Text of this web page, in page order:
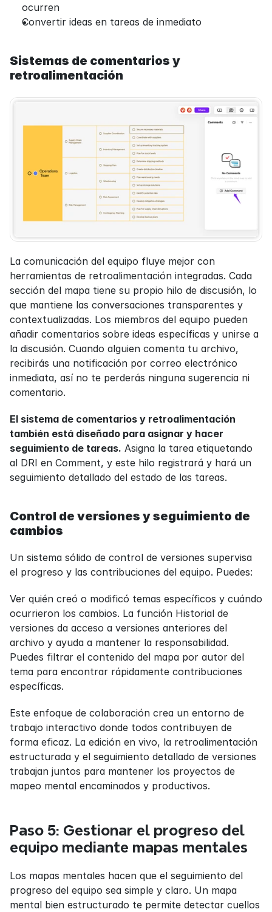
ocurren
Convertir ideas en tareas de inmediato
Sistemas de comentarios y
retroalimentación
La comunicación del equipo fluye mejor con
herramientas de retroalimentación integradas. Cada
sección del mapa tiene su propio hilo de discusión, lo
que mantiene las conversaciones transparentes y
contextualizadas. Los miembros del equipo pueden
añadir comentarios sobre ideas específicas y unirse a
la discusión. Cuando alguien comenta tu archivo,
recibirás una notificación por correo electrónico
inmediata, así no te perderás ninguna sugerencia ni
comentario.
El sistema de comentarios y retroalimentación
también está diseñado para asignar y hacer
seguimiento de tareas. Asigna la tarea etiquetando
al DRI en Comment, y este hilo registrará y hará un
seguimiento detallado del estado de las tareas.
Control de versiones y seguimiento de
cambios
Un sistema sólido de control de versiones supervisa
el progreso y las contribuciones del equipo. Puedes:
Ver quién creó o modificó temas específicos y cuándo
ocurrieron los cambios. La función Historial de
versiones da acceso a versiones anteriores del
archivo y ayuda a mantener la responsabilidad.
Puedes filtrar el contenido del mapa por autor del
tema para encontrar rápidamente contribuciones
específicas.
Este enfoque de colaboración crea un entorno de
trabajo interactivo donde todos contribuyen de
forma eficaz. La edición en vivo, la retroalimentación
estructurada y el seguimiento detallado de versiones
trabajan juntos para mantener los proyectos de
mapeo mental encaminados y productivos.
Paso 5: Gestionar el progreso del
equipo mediante mapas mentales
Los mapas mentales hacen que el seguimiento del
progreso del equipo sea simple y claro. Un mapa
mental bien estructurado te permite detectar cuellos